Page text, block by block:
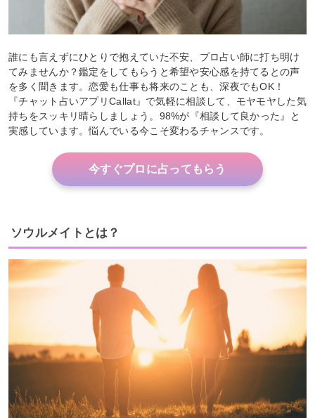
誰にも言えずにひとりで抱えていた不安、プロ占い師に打ち明け
てみませんか？鑑定をしてもらうと希望や安心感を持てるとの声
を多く聞きます。恋愛も仕事も将来のことも、深夜でもOK！
『チャット占いアプリCallat』で気軽に相談して、モヤモヤした気
持ちをスッキリ晴らしましょう。98%が『相談して良かった』と
実感しています。悩んでいる今こそ変わるチャンスです。
今すぐプロに占ってもらう
ソウルメイトとは？